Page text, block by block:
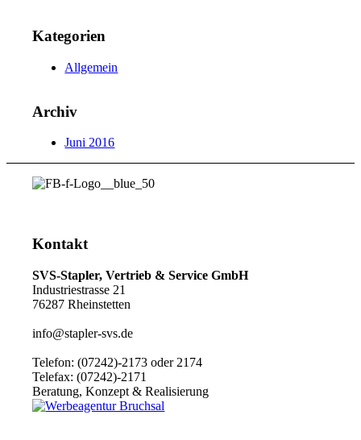
Kategorien
Allgemein
Archiv
Juni 2016
Kontakt
SVS-Stapler, Vertrieb & Service GmbH
Industriestrasse 21
76287 Rheinstetten
info@stapler-svs.de
Telefon: (07242)-2173 oder 2174
Telefax: (07242)-2171
Beratung, Konzept & Realisierung